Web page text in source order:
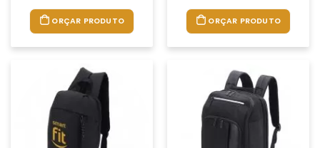
ORÇAR PRODUTO ORÇAR PRODUTO